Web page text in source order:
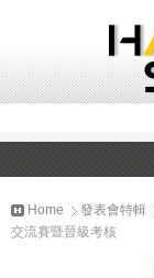
Home 發表會特輯
交流賽暨晉級考核